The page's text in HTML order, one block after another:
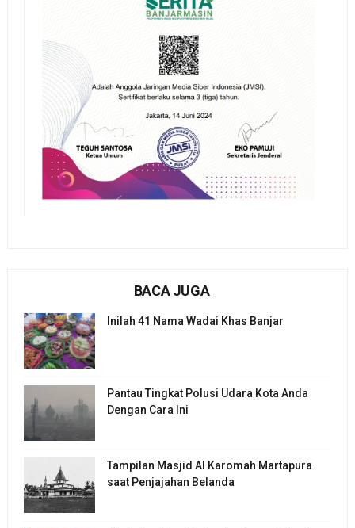
BACA JUGA
Inilah 41 Nama Wadai Khas Banjar
Pantau Tingkat Polusi Udara Kota Anda
Dengan Cara Ini
Tampilan Masjid Al Karomah Martapura
saat Penjajahan Belanda